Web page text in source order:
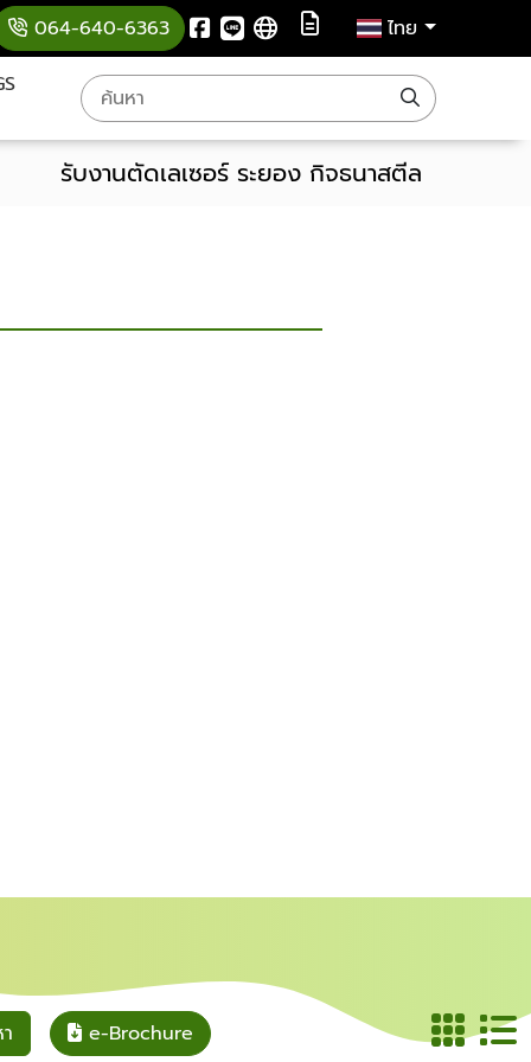
064-640-6363
ไทย
รับงานตัดเลเซอร์ ระยอง กิจธนาสตีล
e-Brochure